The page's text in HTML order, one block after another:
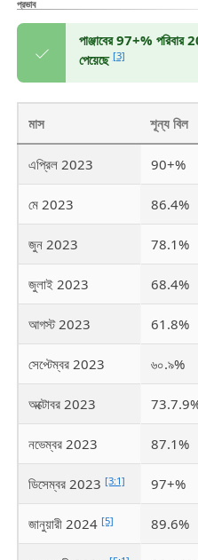
প্রভাব
পাঞ্জাবের 97+% পরিবার
পেয়েছে [3]
মাস শূন্য বিল
এপ্রিল 2023 90+%
মে 2023 86.4%
জুন 2023 78.1%
জুলাই 2023 68.4%
আগস্ট 2023 61.8%
সেপ্টেম্বর 2023 ৬০.৯%
অক্টোবর 2023
নভেম্বর 2023 87.1%
ডিসেম্বর 2023 [3:1] 97+%
জানুয়ারী 2024 [5] 89.6%